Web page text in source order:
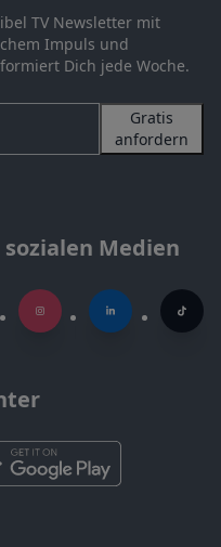
TV Newsletter mit
Impuls und
Dich jede Woche.
Gratis
anfordern
sozialen Medien